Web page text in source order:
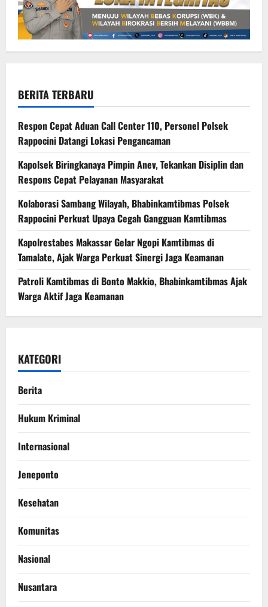
BERITA TERBARU
Respon Cepat Aduan Call Center 110, Personel Polsek
Rappocini Datangi Lokasi Pengancaman
Kapolsek Biringkanaya Pimpin Anev, Tekankan Disiplin dan
Respons Cepat Pelayanan Masyarakat
Kolaborasi Sambang Wilayah, Bhabinkamtibmas Polsek
Rappocini Perkuat Upaya Cegah Gangguan Kamtibmas
Kapolrestabes Makassar Gelar Ngopi Kamtibmas di
Tamalate, Ajak Warga Perkuat Sinergi Jaga Keamanan
Patroli Kamtibmas di Bonto Makkio, Bhabinkamtibmas Ajak
Warga Aktif Jaga Keamanan
KATEGORI
Berita
Hukum Kriminal
Internasional
Jeneponto
Kesehatan
Komunitas
Nasional
Nusantara